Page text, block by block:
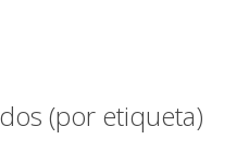
(por etiqueta)